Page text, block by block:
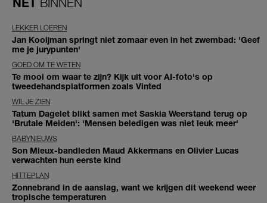
LEKKER LOEREN
Jan Kooijman springt niet zomaar even in het zwembad: 'Geef
me je jurypunten'
GOED OM TE WETEN
Te mooi om waar te zijn? Kijk uit voor AI-foto's op
tweedehandsplatformen zoals Vinted
WIL JE ZIEN
Tatum Dagelet blikt samen met Saskia Weerstand terug op
'Brutale Meiden': 'Mensen beledigen was niet leuk meer'
BABYNIEUWS
Son Mieux-bandleden Maud Akkermans en Olivier Lucas
verwachten hun eerste kind
HITTEPLAN
Zonnebrand in de aanslag, want we krijgen dit weekend weer
tropische temperaturen